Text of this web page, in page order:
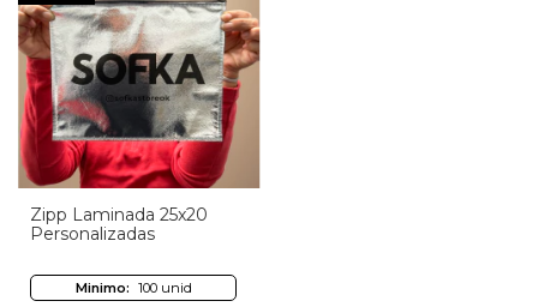
Zipp Laminada 25x20
Personalizadas
Minimo: 100 unid